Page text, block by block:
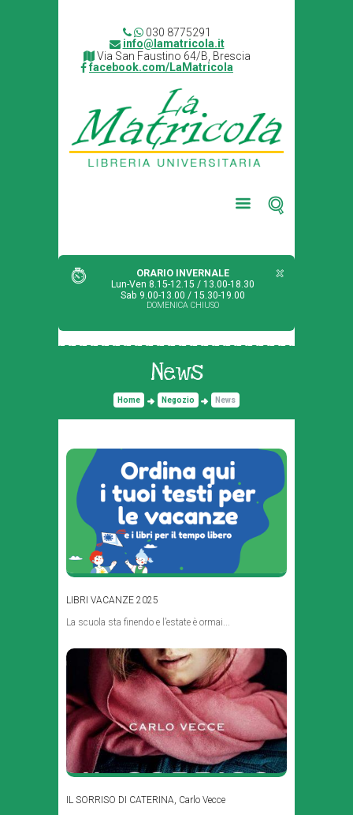
030 8775291
info@lamatricola.it
Via San Faustino 64/B, Brescia
facebook.com/LaMatricola
ORARIO INVERNALE
Lun-Ven 8.15-12.15 / 13.00-18.30
Sab 9.00-13.00 / 15.30-19.00
DOMENICA CHIUSO
News
Home Negozio News
LIBRI VACANZE 2025
La scuola sta finendo e l’estate è ormai...
IL SORRISO DI CATERINA, Carlo Vecce